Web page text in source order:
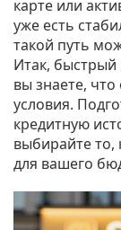
карте или
уже есть
такой путь
Итак, быстрый
вы знаете, что
условия.
кредитную
выбирайте
для вашего